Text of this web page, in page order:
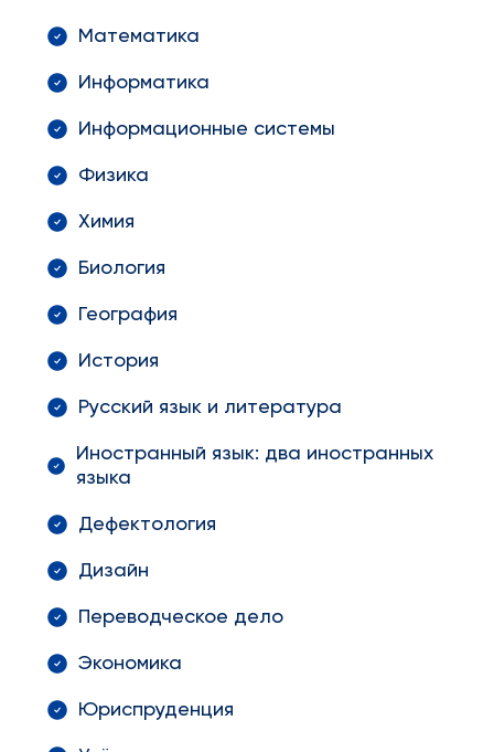
Математика
Информатика
Информационные системы
Физика
Химия
Биология
География
История
Русский язык и литература
Иностранный язык: два иностранных
языка
Дефектология
Дизайн
Переводческое дело
Экономика
Юриспруденция